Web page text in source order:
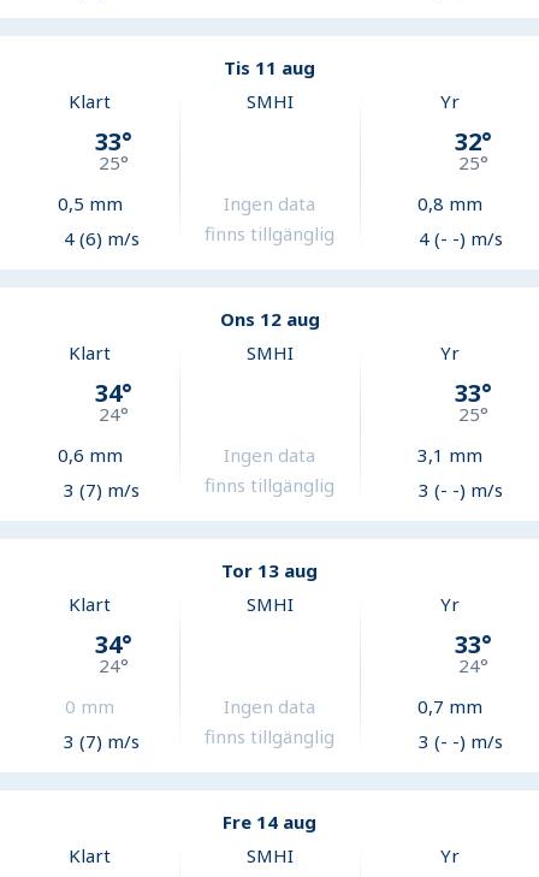
Tis 11 aug
Klart
33°
25°
0,5 mm
4 (6) m/s
SMHI
Ingen data
finns tillgänglig
Yr
32°
25°
0,8 mm
4 (- -) m/s
Ons 12 aug
Klart
34°
24°
0,6 mm
3 (7) m/s
SMHI
Ingen data
finns tillgänglig
Yr
33°
25°
3,1 mm
3 (- -) m/s
Tor 13 aug
Klart
34°
24°
0 mm
3 (7) m/s
SMHI
Ingen data
finns tillgänglig
Yr
33°
24°
0,7 mm
3 (- -) m/s
Fre 14 aug
Klart
SMHI Yr